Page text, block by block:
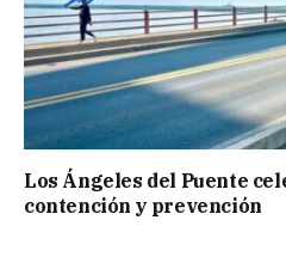
Los Ángeles del Puente
contención y prevención